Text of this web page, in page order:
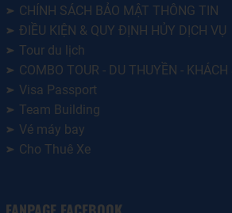
CHÍNH SÁCH BẢO MẬT THÔNG TIN
ĐIỀU KIỆN & QUY ĐỊNH HỦY DỊCH VỤ
Tour du lịch
COMBO TOUR - DU THUYỀN - KHÁCH
Visa Passport
Team Building
Vé máy bay
Cho Thuê Xe